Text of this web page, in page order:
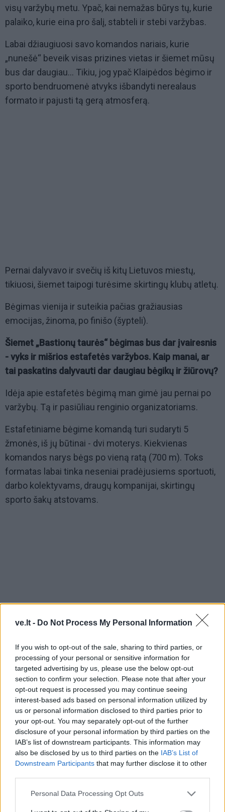
ve.lt - Do Not Process My Personal Information
If you wish to opt-out of the sale, sharing to third parties, or
processing of your personal or sensitive information for
targeted advertising by us, please use the below opt-out
section to confirm your selection. Please note that after your
opt-out request is processed you may continue seeing
interest-based ads based on personal information utilized by
us or personal information disclosed to third parties prior to
your opt-out. You may separately opt-out of the further
disclosure of your personal information by third parties on the
IAB’s list of downstream participants. This information may
also be disclosed by us to third parties on the IAB’s List of
Downstream Participants that may further disclose it to other
Personal Data Processing Opt Outs
visų varžybų metu. Ypač, kai nemažas būrys tų, kurie
palaiko, kurie eina pro šalį, stabteli ir stebi varžybas.
Labai džiaugiuosi savo komandos nariais, kurie
„nunešė“ beveik visas prizines vietas ir šiemet mūsų
bus dar daugiau... Tikiu, jog ypač Klaipėdos bėgimo ir
sporto bendruomenė atvyks išbandyti nerealaus
formato ir pajusti tą gerą atmosferą.
Pernai dalyvavo ir svečių iš kitų Lietuvos miestų,
tikiuosi, šiemet taipogi turėsime skirtingų klubų atletų.
Bėgimas vienija ir suteikia pačias gražiausias
emocijas, žinoma, po finišo (šypteli).
Šiemet „Bastionų taurės“ bėgimas bus dar įvairesnis
- vyks ir mišrios estafetės varžybos. Kaip manai, ar
tai paskatins dalyvauti dar daugiau bėgikų ir žiūrovų?
Idėja apie estafetės bėgimą man gimė jau pernai po
varžybų. Tą ir pasiūliau renginio organizatoriams.
Estafetiniame bėgime komandą turi sudaryti 5
žmonės, iš jų būtinai - dvi moterys. Kiekvienas
komandos narys bėgs po vieną ratą (700 m). Toks
formatas labai tinka neseniai pradėjusiems sportuoti,
darbo kolektyvams, draugų kompanijai, skirtingų
sporto šakų atstovams.
Esu įsitikinęs, jog estafetė bus labai įdomi renginio
dalis ne tik dalyviams, bet ir žiūrovams.
Jeigu kas nori dalyvauti „Bastionų taurės“ bėgime,
tačiau nedrįsta ar nėra pasiruošęs (-usi), siūlau įsilieti į
mūsų bėgimo bendruomenę ir mes jus padrąsinsime.
Aš pats jau penktus metus nemokamai vedu bėgimo
treniruotes Vasaros estrados viduryje kiekvieną
„Flow Team Klaipėda“ komanda pasportuoti: išmoksit